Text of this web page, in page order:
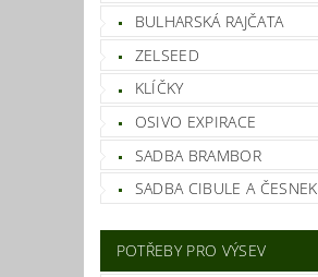
BULHARSKÁ RAJČATA
ZELSEED
KLÍČKY
OSIVO EXPIRACE
SADBA BRAMBOR
SADBA CIBULE A ČESNEK
POTŘEBY PRO VÝSEV